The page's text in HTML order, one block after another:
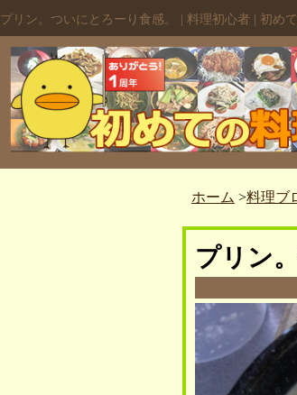
プリン。ついにとろーり食感。 | 料理初心者 | 初め
ホーム >料理ブ
プリン